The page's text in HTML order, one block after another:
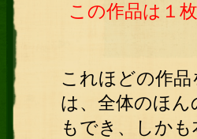
この作品は１枚
これほどの作
は、全体のほ
もでき、しか